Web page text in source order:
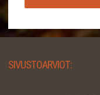
SIVUSTOARVIOT: